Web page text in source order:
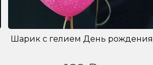
Шарик с гелием День рождения